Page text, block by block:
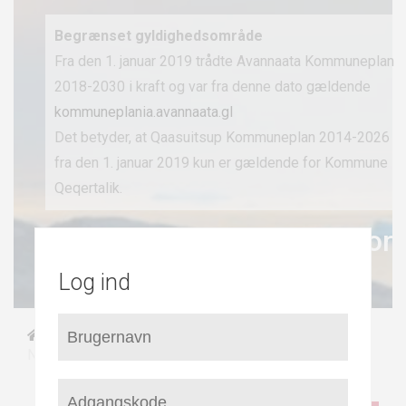
Begrænset gyldighedsområde
Fra den 1. januar 2019 trådte Avannaata Kommuneplan
2018-2030 i kraft og var fra denne dato gældende
kommuneplania.avannaata.gl
Det betyder, at Qaasuitsup Kommuneplan 2014-2026
fra den 1. januar 2019 kun er gældende for Kommune
Qeqertalik.
Kommuneplan 2014-26 for
Qaasuitsup Kommunia
Forside / By- og bygdeplaner
Log ind